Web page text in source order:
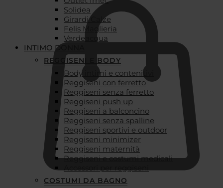
Solidea
Girardi Calze
Felis Maglieria
Verdeacqua
INTIMO DONNA
REGGISENI E BODY
Body intimi e contenitivi
Reggiseni con ferretto
Reggiseni senza ferretto
Reggiseni push up
Reggiseni a balconcino
Reggiseni senza spalline
Reggiseni sportivi e outdoor
Reggiseni minimizer
Reggiseni maternità
Reggiseni e costumi medicali
Accessori per reggiseni
COSTUMI DA BAGNO